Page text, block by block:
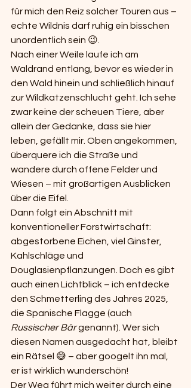
für mich den Reiz solcher Touren aus –
echte Wildnis darf ruhig ein bisschen
unordentlich sein 😉.
Nach einer Weile laufe ich am
Waldrand entlang, bevor es wieder in
den Wald hinein und schließlich hinauf
zur Wildkatzenschlucht geht. Ich sehe
zwar keine der scheuen Tiere, aber
allein der Gedanke, dass sie hier
leben, gefällt mir. Oben angekommen,
überquere ich die Straße und
wandere durch offene Felder und
Wiesen – mit großartigen Ausblicken
über die Eifel.
Dann folgt ein Abschnitt mit
konventioneller Forstwirtschaft:
abgestorbene Eichen, viel Ginster,
Kahlschläge und
Douglasienpflanzungen. Doch es gibt
auch einen Lichtblick – ich entdecke
den Schmetterling des Jahres 2025,
die Spanische Flagge (auch
Russischer Bär genannt). Wer sich
diesen Namen ausgedacht hat, bleibt
ein Rätsel 😅 – aber googelt ihn mal,
er ist wirklich wunderschön!
Der Weg führt mich weiter durch eine